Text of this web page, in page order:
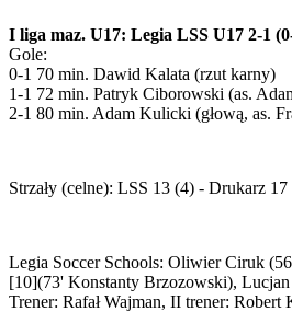
I liga maz. U17: Legia LSS U17 2-1
Gole:
0-1 70 min. Dawid Kalata (rzut karny)
1-1 72 min. Patryk Ciborowski (as.
2-1 80 min. Adam Kulicki (głową, as.
Strzały (celne): LSS 13 (4) - Drukarz 17
Legia Soccer Schools: Oliwier Ciruk
[10](73' Konstanty Brzozowski),
Trener: Rafał Wajman, II trener: Robert